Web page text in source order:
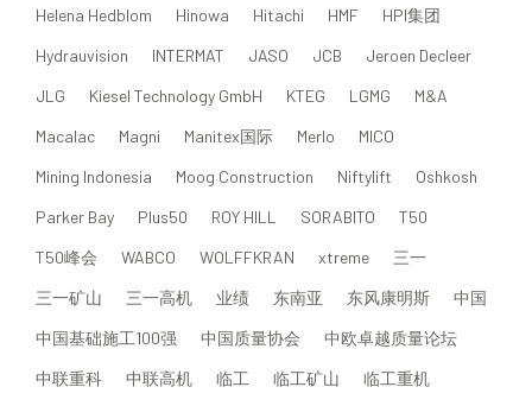
Helena Hedblom
Hinowa Hitachi HMF
HPI集团
Hydrauvision
INTERMAT JASO JCB
Jeroen Decleer
JLG
Kiesel Technology GmbH KTEG LGMG
M&A
Macalac
Magni Manitex国际 Merlo
MICO
Mining Indonesia
Moog Construction Niftylift
Oshkosh
Parker Bay
Plus50 ROY HILL SORABITO
T50
T50峰会
WABCO WOLFFKRAN xtreme
三一
三一矿山
三一高机 业绩 东南亚 东风康明斯
中国
中国基础施工100强
中国质量协会
中欧卓越质量论坛
中联重科
中联高机 临工 临工矿山 临工重机